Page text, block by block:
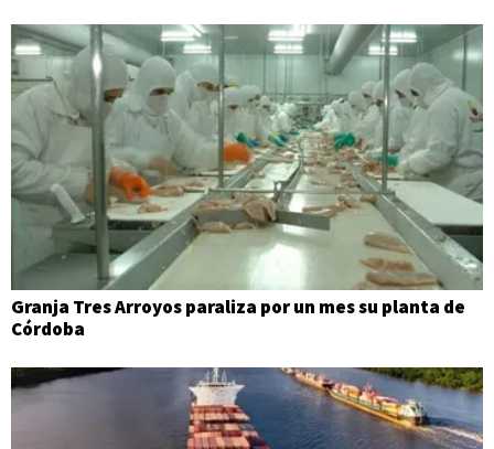
Granja Tres Arroyos paraliza por un mes su planta de
Córdoba